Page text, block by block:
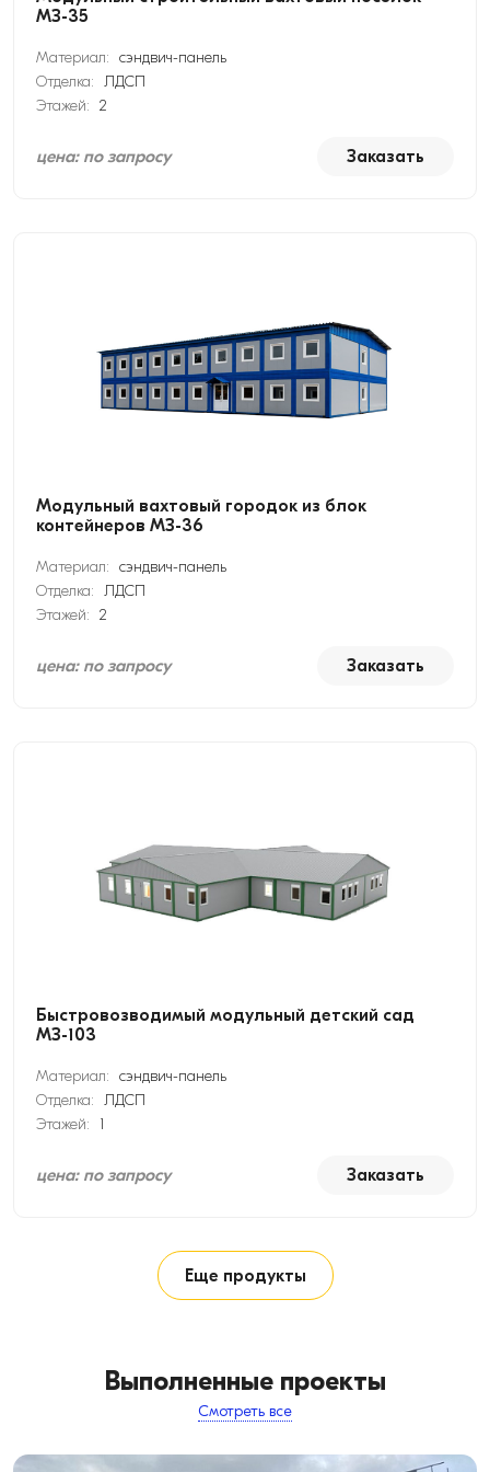
МЗ-35
Материал: сэндвич-панель
Отделка: ЛДСП
Этажей: 2
цена: по запросу Заказать
Модульный вахтовый городок из блок
контейнеров МЗ-36
Материал: сэндвич-панель
Отделка: ЛДСП
Этажей: 2
цена: по запросу Заказать
Быстровозводимый модульный детский сад
МЗ-103
Материал: сэндвич-панель
Отделка: ЛДСП
Этажей:
1
цена: по запросу Заказать
Еще продукты
Выполненные проекты
Смотреть все